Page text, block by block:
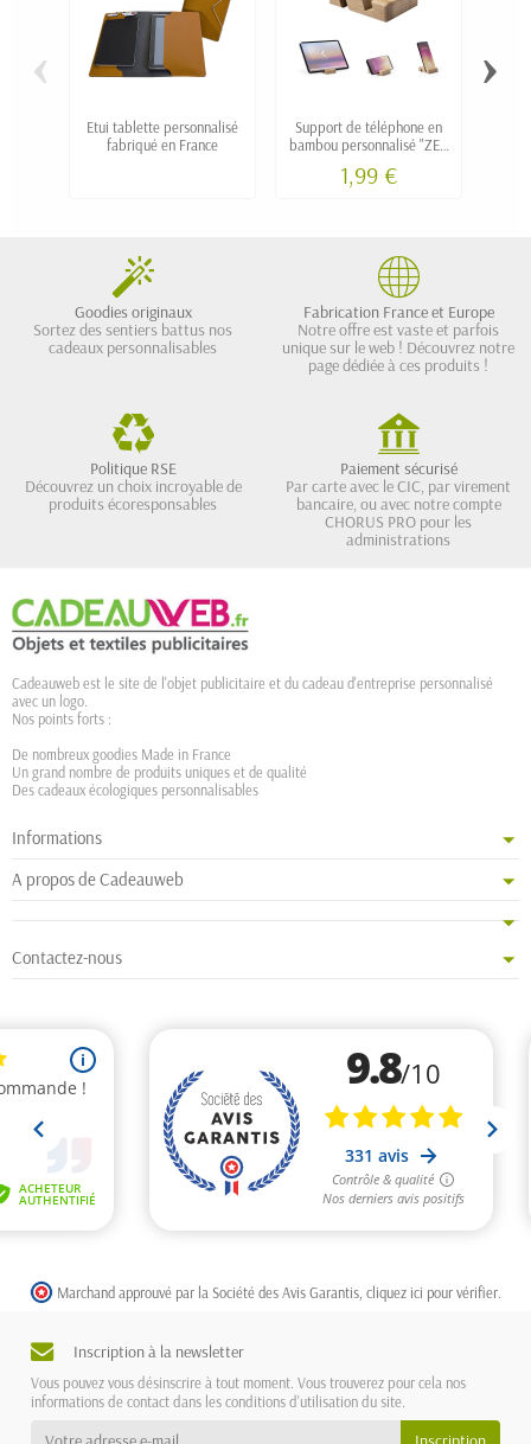
Etui tablette personnalisé
fabriqué en France
Support de téléphone en
bambou personnalisé "ZEO
1,99 €
‹ ›
Goodies originaux
Sortez des sentiers battus nos
cadeaux personnalisables
Fabrication France et Europe
Notre offre est vaste et parfois
unique sur le web ! Découvrez notre
page dédiée à ces produits !
Politique RSE
Découvrez un choix incroyable de
produits écoresponsables
Paiement sécurisé
Par carte avec le CIC, par virement
bancaire, ou avec notre compte
CHORUS PRO pour les
administrations
Cadeauweb est le site de l'objet publicitaire et du cadeau d'entreprise personnalisé
avec un logo.
Nos points forts :
De nombreux goodies Made in France
Un grand nombre de produits uniques et de qualité
Des cadeaux écologiques personnalisables
Informations
A propos de Cadeauweb
Contactez-nous
Marchand approuvé par la Société des Avis Garantis, cliquez ici pour vérifier
Inscription à la newsletter
Vous pouvez vous désinscrire à tout moment. Vous trouverez pour cela nos
informations de contact dans les conditions d'utilisation du site.